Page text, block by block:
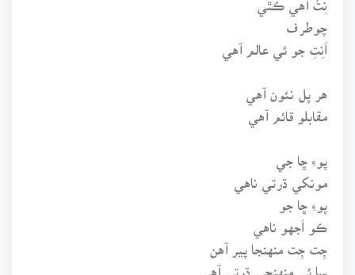
چوطرف
اَنِتِ جو ئي عالم آهي
هر پل نئون آهي
مقابلو قائم آهي
پوءِ ڇا جي
مونکي ڌرتي ناهي
پوءِ ڇا جو
ڪو اَجهو ناهي
جِت جِت منهنجا پير آهن
سا ئي منهنجي ڌرتي آهي